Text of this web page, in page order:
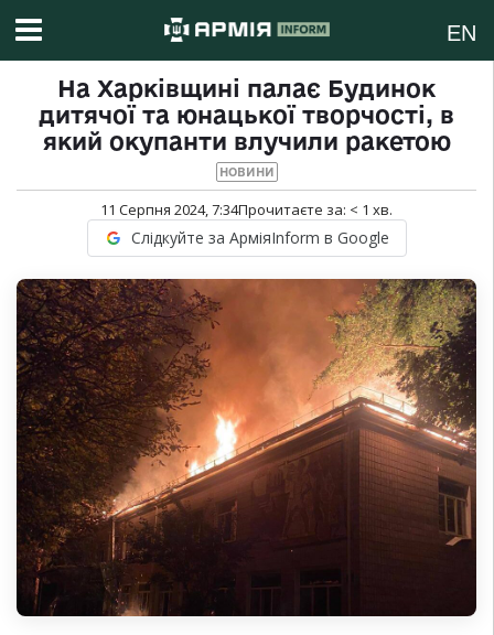
EN
На Харківщині палає Будинок
дитячої та юнацької творчості, в
який окупанти влучили ракетою
НОВИНИ
11 Серпня 2024, 7:34Прочитаєте за: < 1 хв.
Слідкуйте за АрміяInform в Google